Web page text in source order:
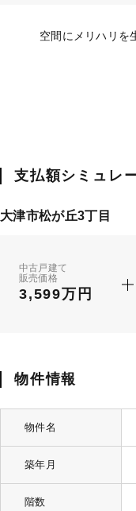
空間にメリハリを
支払額シミュレ
大津市松が丘3丁目
中古戸建て
販売価格
3,599万円
物件情報
物件名
築年月
階数